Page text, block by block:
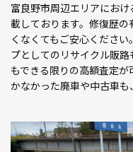
富良野市周辺エリアにお
載しております。修復歴
くなくてもご安心くださ
プとしてのリサイクル販
もできる限りの高額査定
かなかった廃車や中古車も